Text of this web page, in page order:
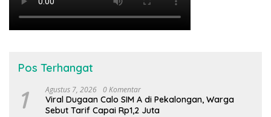
Pos Terhangat
1 Agustus 7, 2026 0 Komentar
Viral Dugaan Calo SIM A di Pekalongan, Warga
Sebut Tarif Capai Rp1,2 Juta